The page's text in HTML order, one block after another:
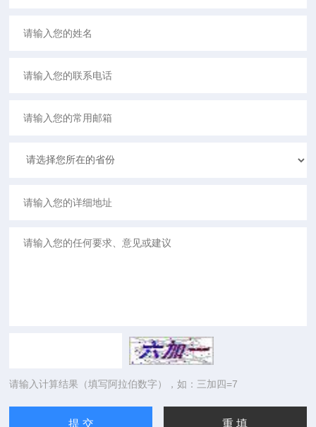
请输入计算结果（填写阿拉伯数字），如：三加四=7